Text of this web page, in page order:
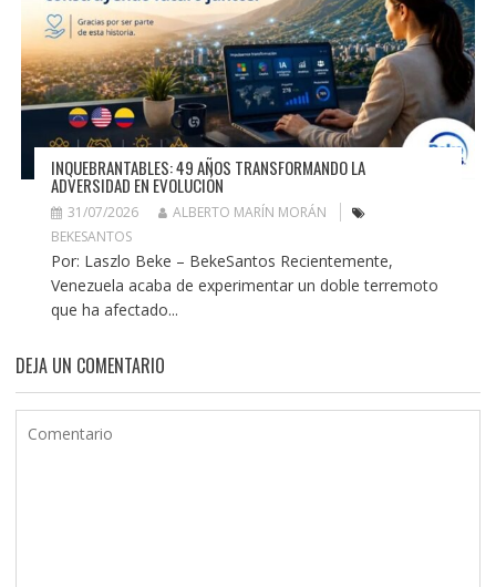
INQUEBRANTABLES: 49 AÑOS TRANSFORMANDO LA
ADVERSIDAD EN EVOLUCIÓN
31/07/2026
ALBERTO MARÍN MORÁN
BEKESANTOS
Por: Laszlo Beke – BekeSantos Recientemente,
Venezuela acaba de experimentar un doble terremoto
que ha afectado...
DEJA UN COMENTARIO